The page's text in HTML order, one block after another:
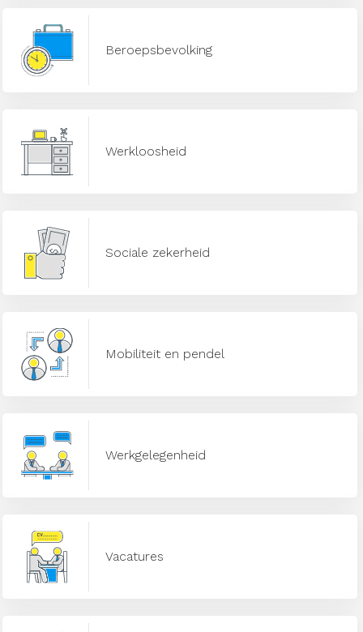
Beroepsbevolking
Werkloosheid
Sociale zekerheid
Mobiliteit en pendel
Werkgelegenheid
Vacatures